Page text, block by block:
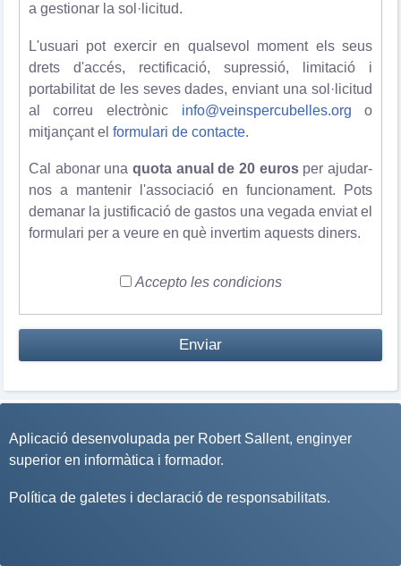
a gestionar la sol·licitud.
L'usuari pot exercir en qualsevol moment els seus
drets d'accés, rectificació, supressió, limitació i
portabilitat de les seves dades, enviant una sol·licitud
al correu electrònic info@veinspercubelles.org o
mitjançant el formulari de contacte.
Cal abonar una quota anual de 20 eurosper ajudar-
nos a mantenir l'associació en funcionament. Pots
demanar la justificació de gastos una vegada enviat el
formulari per a veure en què invertim aquests diners.
Accepto les condicions
Aplicació desenvolupada per Robert Sallent, enginyer
superior en informàtica i formador.
Política de galetes i declaració de responsabilitats.